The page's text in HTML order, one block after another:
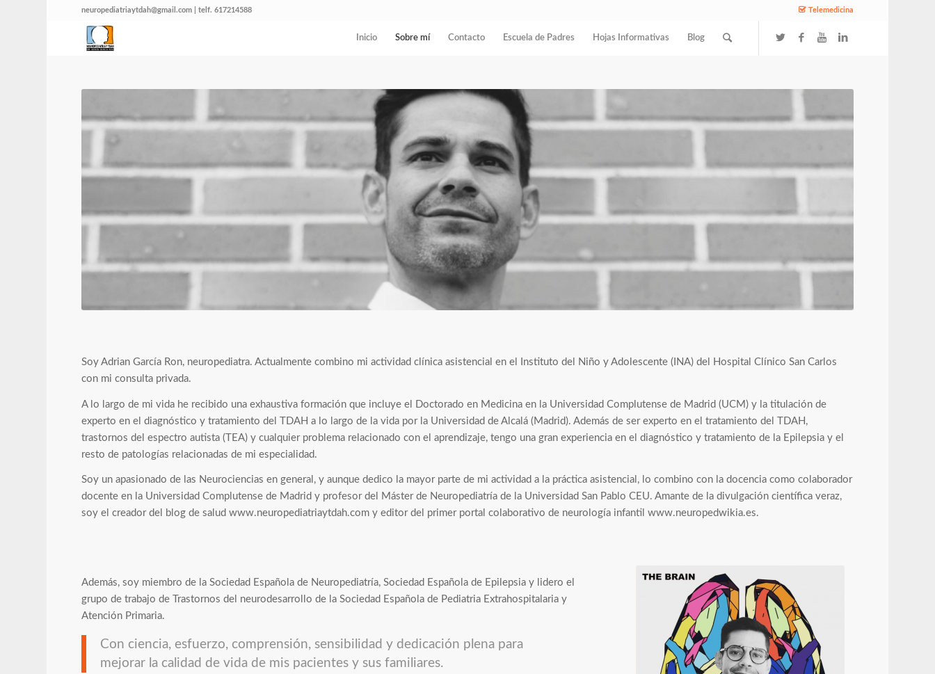
Telemedicina
neuropediatriaytdah@gmail.com | telf. 617214588
Inicio Sobre mí Contacto Escuela de Padres Hojas Informativas Blog
Soy Adrian García Ron, neuropediatra. Actualmente combino mi actividad clínica asistencial en el Instituto del Niño y Adolescente (INA) del Hospital Clínico San Carlos
con mi consulta privada.
A lo largo de mi vida he recibido una exhaustiva formación que incluye el Doctorado en Medicina en la Universidad Complutense de Madrid (UCM) y la titulación de
experto en el diagnóstico y tratamiento del TDAH a lo largo de la vida por la Universidad de Alcalá (Madrid). Además de ser experto en el tratamiento del TDAH,
trastornos del espectro autista (TEA) y cualquier problema relacionado con el aprendizaje, tengo una gran experiencia en el diagnóstico y tratamiento de la Epilepsia y el
resto de patologías relacionadas de mi especialidad.
Soy un apasionado de las Neurociencias en general, y aunque dedico la mayor parte de mi actividad a la práctica asistencial, lo combino con la docencia como colaborador
docente en la Universidad Complutense de Madrid y profesor del Máster de Neuropediatría de la Universidad San Pablo CEU. Amante de la divulgación científica veraz,
soy el creador del blog de salud www.neuropediatriaytdah.com y editor del primer portal colaborativo de neurología infantil www.neuropedwikia.es.
Además, soy miembro de la Sociedad Española de Neuropediatría, Sociedad Española de Epilepsia y lidero el
grupo de trabajo de Trastornos del neurodesarrollo de la Sociedad Española de Pediatria Extrahospitalaria y
Atención Primaria.
Con ciencia, esfuerzo, comprensión, sensibilidad y dedicación plena para
mejorar la calidad de vida de mis pacientes y sus familiares.